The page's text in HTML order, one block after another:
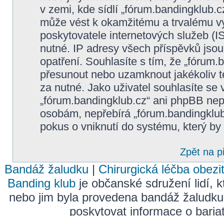
v zemi, kde sídlí
může vést k okamžitému a trvalému
poskytovatele internetových služeb
nutné. IP adresy všech příspěvků
opatření. Souhlasíte s tím, že
přesunout nebo uzamknout jakékoliv
za nutné. Jako uživatel souhlasíte
„fórum.bandingklub.cz“ ani phpBB
osobám, nepřebírá
pokus o vniknutí do systému, který
Zpět na
Bandáž žaludku | Chirurgická léčba
Banding klub je občanské sdružení lidí,
nebo jim byla provedena bandáž
poskytovat informace o